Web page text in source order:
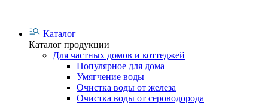
Каталог
Каталог продукции
Для частных домов и коттеджей
Популярное для дома
Умягчение воды
Очистка воды от железа
Очистка воды от сероводорода